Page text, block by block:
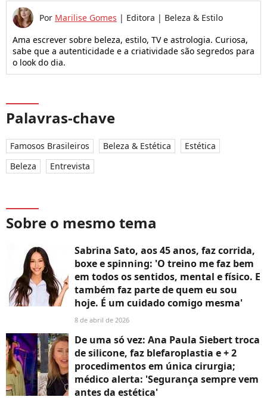
Por Marilise Gomes | Editora | Beleza & Estilo
Ama escrever sobre beleza, estilo, TV e astrologia. Curiosa,
sabe que a autenticidade e a criatividade são segredos para
o look do dia.
Palavras-chave
Famosos Brasileiros Beleza & Estética
Estética
Beleza
Entrevista
Sobre o mesmo tema
Sabrina Sato, aos 45 anos, faz corrida,
boxe e spinning: 'O treino me faz bem
em todos os sentidos, mental e físico. E
também faz parte de quem eu sou
hoje. É um cuidado comigo mesma'
8 de abril de 2026
De uma só vez: Ana Paula Siebert troca
de silicone, faz blefaroplastia e + 2
procedimentos em única cirurgia;
médico alerta: 'Segurança sempre vem
antes da estética'